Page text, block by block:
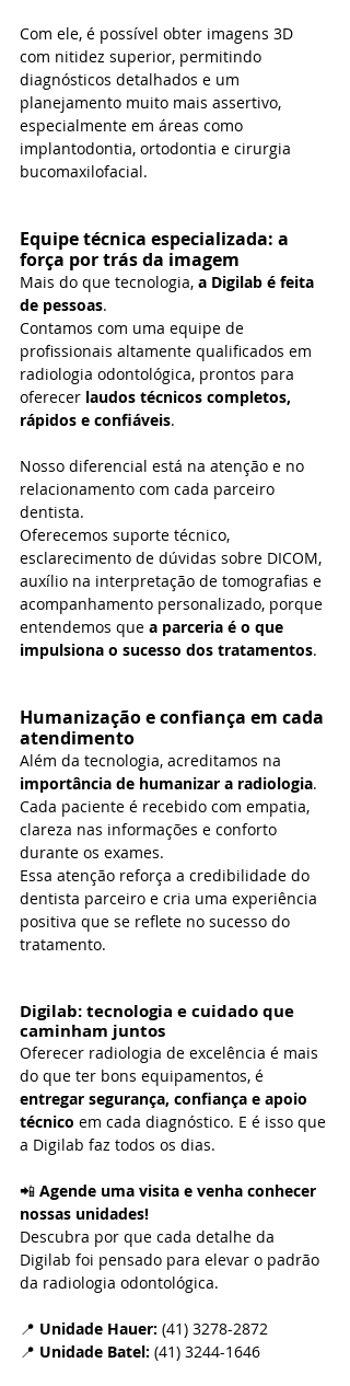
Com ele, é possível obter imagens 3D
com nitidez superior, permitindo
diagnósticos detalhados e um
planejamento muito mais assertivo,
especialmente em áreas como
implantodontia, ortodontia e cirurgia
bucomaxilofacial.
Equipe técnica especializada: a
força por trás da imagem
Mais do que tecnologia, a Digilab é feita
de pessoas.
Contamos com uma equipe de
profissionais altamente qualificados em
radiologia odontológica, prontos para
oferecer laudos técnicos completos,
rápidos e confiáveis.
Nosso diferencial está na atenção e no
relacionamento com cada parceiro
dentista.
Oferecemos suporte técnico,
esclarecimento de dúvidas sobre DICOM,
auxílio na interpretação de tomografias e
acompanhamento personalizado, porque
entendemos que a parceria é o que
impulsiona o sucesso dos tratamentos.
Humanização e confiança em cada
atendimento
Além da tecnologia, acreditamos na
importância de humanizar a radiologia.
Cada paciente é recebido com empatia,
clareza nas informações e conforto
durante os exames.
Essa atenção reforça a credibilidade do
dentista parceiro e cria uma experiência
positiva que se reflete no sucesso do
tratamento.
Digilab: tecnologia e cuidado que
caminham juntos
Oferecer radiologia de excelência é mais
do que ter bons equipamentos, é
entregar segurança, confiança e apoio
técnico em cada diagnóstico. E é isso que
a Digilab faz todos os dias.
📲 Agende uma visita e venha conhecer
nossas unidades!
Descubra por que cada detalhe da
Digilab foi pensado para elevar o padrão
da radiologia odontológica.
📍 Unidade Hauer: (41) 3278-2872
📍 Unidade Batel: (41) 3244-1646